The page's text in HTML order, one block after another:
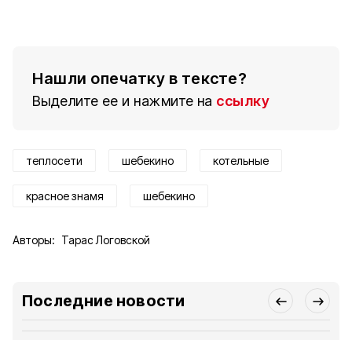
Нашли опечатку в тексте?
Выделите ее и нажмите на ссылку
теплосети шебекино котельные
красное знамя шебекино
Авторы: Тарас Логовской
Последние новости